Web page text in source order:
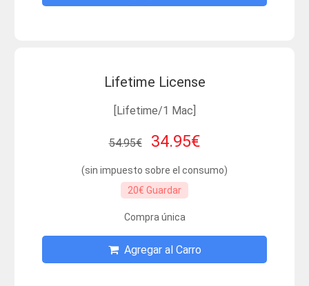
Lifetime License
[Lifetime/1 Mac]
54.95€ 34.95€
(sin impuesto sobre el consumo)
20€ Guardar
Compra única
Agregar al Carro